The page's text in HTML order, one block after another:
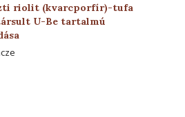
riolit (kvarcporfír)-tufa
U-Be tartalmú